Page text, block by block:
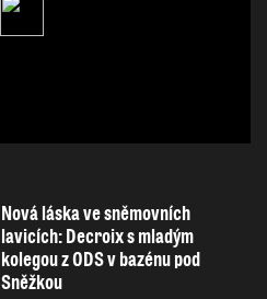
Nová láska ve sněmovních
lavicích: Decroix s mladým
kolegou z ODS v bazénu pod
Sněžkou